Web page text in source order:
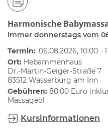
Harmonische
Immer donnerstags vom
Termin: 06.08.2026, 10:00 -
Ort: Hebammenhaus
Dr.-Martin-Geiger-Straße 7
83512 Wasserburg am Inn
Gebühren: 80,00 Euro
Massageöl
Kursinformationen